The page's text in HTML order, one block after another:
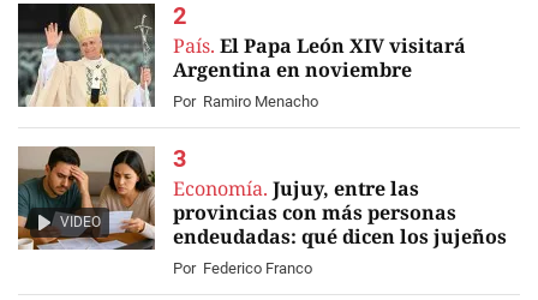
País. El Papa León XIV visitará
Argentina en noviembre
Por Ramiro Menacho
VIDEO
Economía. Jujuy, entre las
provincias con más personas
endeudadas: qué dicen los jujeños
Por Federico Franco